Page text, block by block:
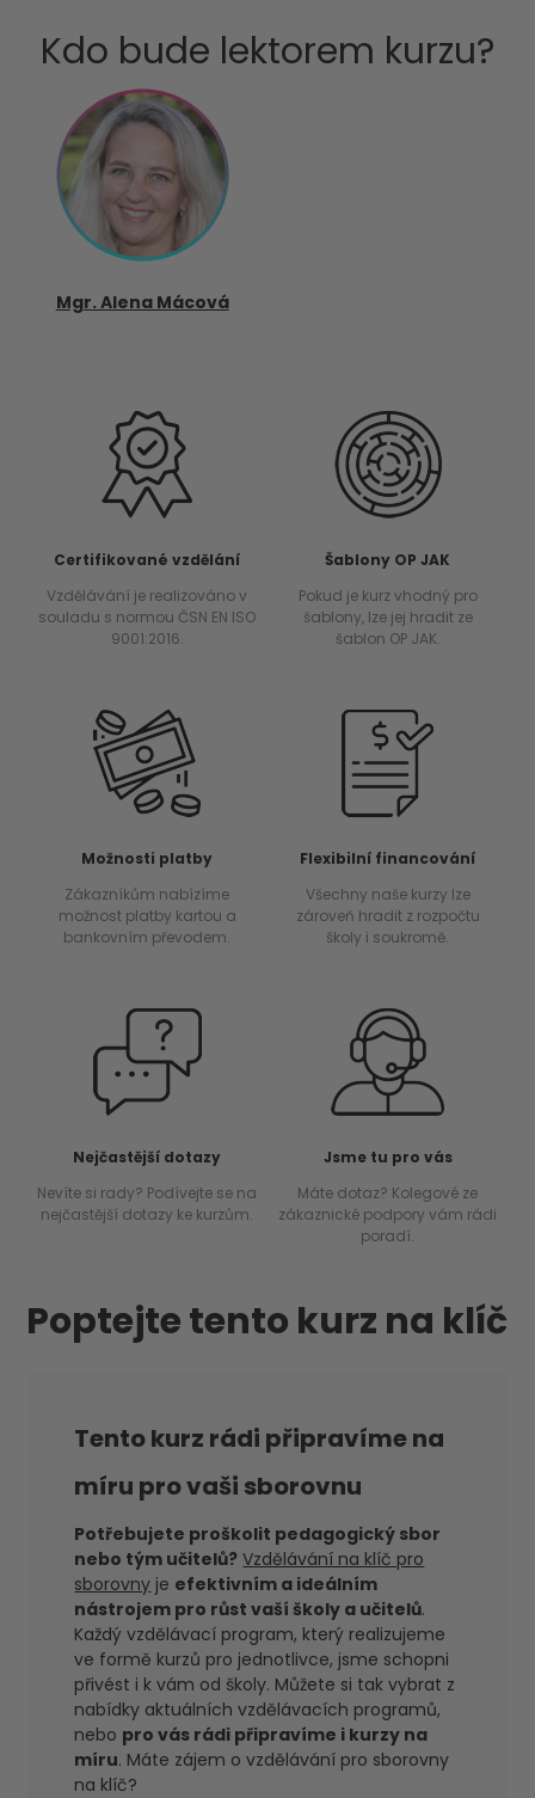
Kdo bude lektorem kurzu?
Mgr. Alena Mácová
Certifikované vzdělání
Vzdělávání je realizováno v
souladu s normou ČSN EN ISO
9001:2016.
Šablony OP JAK
Pokud je kurz vhodný pro
šablony, lze jej hradit ze
šablon OP JAK.
Možnosti platby
Zákazníkům nabízíme
možnost platby kartou a
bankovním převodem.
Flexibilní financování
Všechny naše kurzy lze
zároveň hradit z rozpočtu
školy i soukromě.
Nejčastější dotazy
Nevíte si rady? Podívejte se na
nejčastější dotazy ke kurzům.
Jsme tu pro vás
Máte dotaz? Kolegové ze
zákaznické podpory vám rádi
poradí.
Poptejte tento kurz na klíč
Tento kurz rádi připravíme na
míru pro vaši sborovnu
Potřebujete proškolit pedagogický sbor
nebo tým učitelů? Vzdělávání na klíč pro
sborovny je efektivním a ideálním
nástrojem pro růst vaší školy a učitelů.
Každý vzdělávací program, který realizujeme
ve formě kurzů pro jednotlivce, jsme schopni
přivést i k vám od školy. Můžete si tak vybrat z
nabídky aktuálních vzdělávacích programů,
nebo pro vás rádi připravíme i kurzy na
míru. Máte zájem o vzdělávání pro sborovny
na klíč?